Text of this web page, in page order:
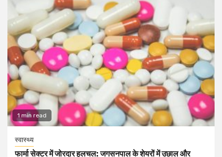
1 min read
स्वास्थ्य
फार्मा सेक्टर में जोरदार हलचल: जगसनपाल के शेयरों में उछाल और